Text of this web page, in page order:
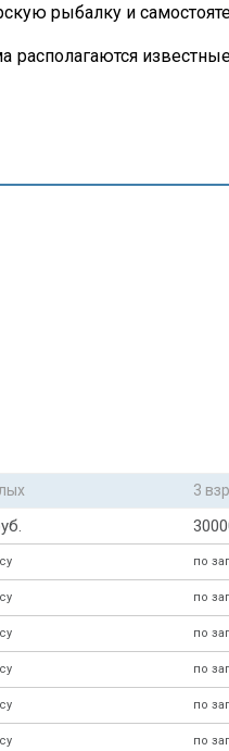
рыбалку и
3
по
по
по
по
по
по